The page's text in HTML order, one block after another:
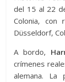
del 15 al 22
Colonia, con
Düsseldorf,
A bordo,
crímenes
alemana. La